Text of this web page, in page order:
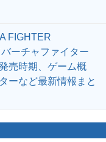
FIGHTER
ーチャファイター
売時期、ゲーム概
ーなど最新情報まと